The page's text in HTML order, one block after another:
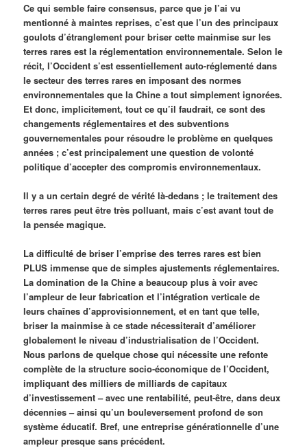
Ce qui semble faire consensus, parce que je l’ai vu
mentionné à maintes reprises, c’est que l’un des principaux
goulots d’étranglement pour briser cette mainmise sur les
terres rares est la réglementation environnementale. Selon le
récit, l’Occident s’est essentiellement auto-réglementé dans
le secteur des terres rares en imposant des normes
environnementales que la Chine a tout simplement ignorées.
Et donc, implicitement, tout ce qu’il faudrait, ce sont des
changements réglementaires et des subventions
gouvernementales pour résoudre le problème en quelques
années ; c’est principalement une question de volonté
politique d’accepter des compromis environnementaux.
Il y a un certain degré de vérité là-dedans ; le traitement des
terres rares peut être très polluant, mais c’est avant tout de
la pensée magique.
La difficulté de briser l’emprise des terres rares est bien
PLUS immense que de simples ajustements réglementaires.
La domination de la Chine a beaucoup plus à voir avec
l’ampleur de leur fabrication et l’intégration verticale de
leurs chaînes d’approvisionnement, et en tant que telle,
briser la mainmise à ce stade nécessiterait d’améliorer
globalement le niveau d’industrialisation de l’Occident.
Nous parlons de quelque chose qui nécessite une refonte
complète de la structure socio-économique de l’Occident,
impliquant des milliers de milliards de capitaux
d’investissement – avec une rentabilité, peut-être, dans deux
décennies – ainsi qu’un bouleversement profond de son
système éducatif. Bref, une entreprise générationnelle d’une
ampleur presque sans précédent.